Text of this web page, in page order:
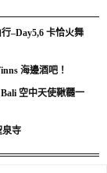
–Day5,6 卡恰火舞
海邊酒吧！
空中天使鞦韆一
泉寺